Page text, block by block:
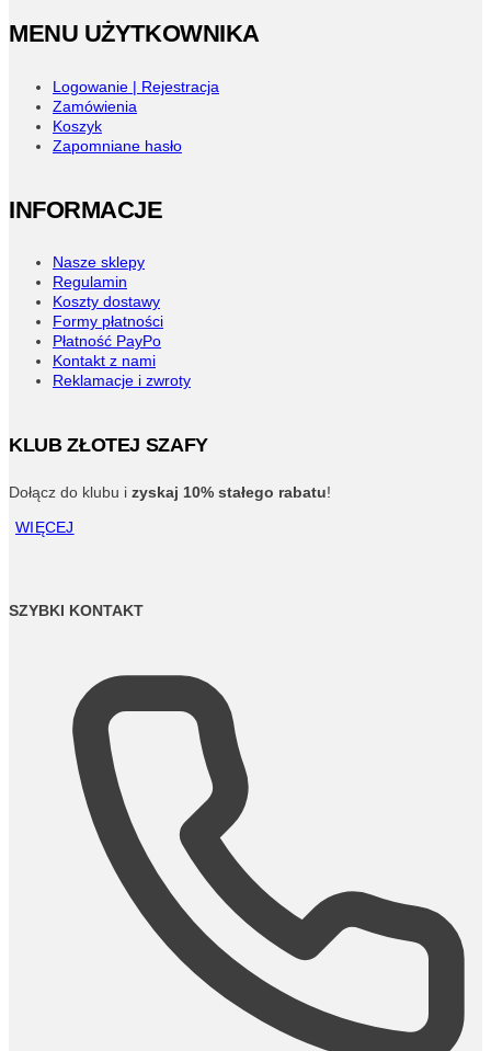
produktu
MENU UŻYTKOWNIKA
Logowanie | Rejestracja
Zamówienia
Koszyk
Zapomniane hasło
INFORMACJE
Nasze sklepy
Regulamin
Koszty dostawy
Formy płatności
Płatność PayPo
Kontakt z nami
Reklamacje i zwroty
KLUB ZŁOTEJ SZAFY
Dołącz do klubu i zyskaj 10% stałego rabatu!
WIĘCEJ
SZYBKI KONTAKT